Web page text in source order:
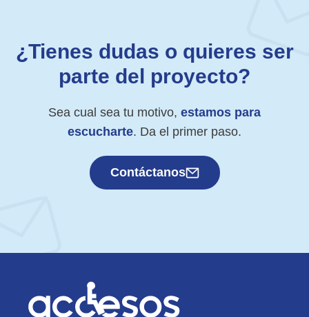
¿Tienes dudas o quieres ser
parte del proyecto?
Sea cual sea tu motivo, estamos para
escucharte. Da el primer paso.
Contáctanos